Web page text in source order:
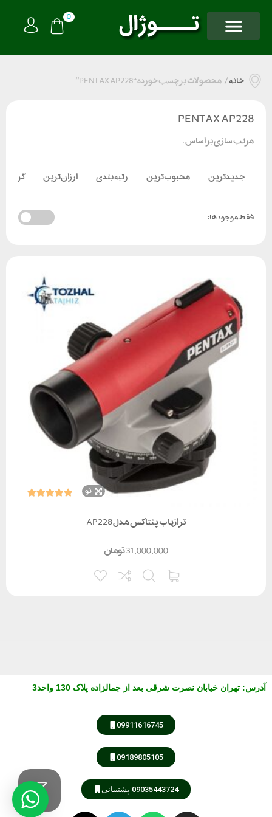
0
خانه/ محصولات برچسب خورده “PENTAX AP228”
PENTAX AP228
مرتب سازی بر اساس :
جدیدترین محبوب‌ترین رتبه بندی ارزان‌ترین
فقط موجود ها:
نو
ترازیاب پنتاکس مدل AP228
تومان31,000,000
آدرس: تهران خیابان نصرت شرقی بعد از جمالزاده پلاک 130 واحد3
09911616745
09189805105
09035443724 پشتیبانی